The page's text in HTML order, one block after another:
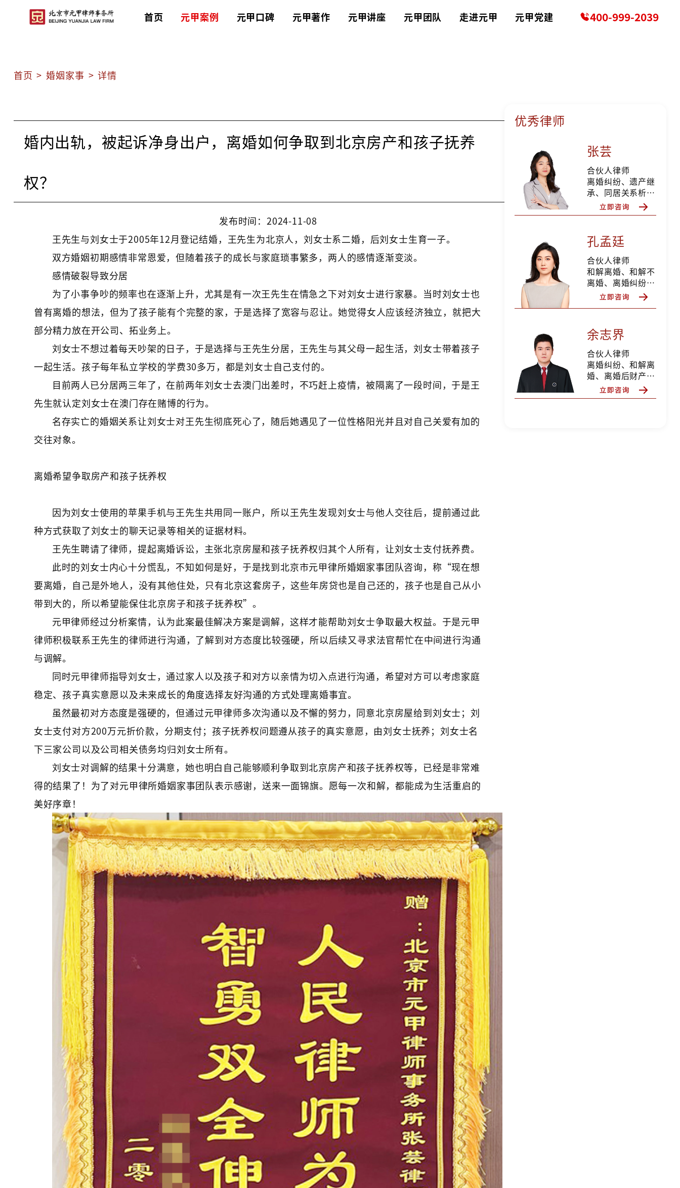
首页 元甲案例 元甲口碑 元甲著作 元甲讲座 元甲团队 走进元甲 元甲党建 400-999-2039
首页 > 婚姻家事 > 详情
婚内出轨，被起诉净身出户，离婚如何争取到北京房产和孩子抚养
权？
发布时间：2024-11-08
王先生与刘女士于2005年12月登记结婚，王先生为北京人，刘女士系二婚，后刘女士生育一子。
双方婚姻初期感情非常恩爱，但随着孩子的成长与家庭琐事繁多，两人的感情逐渐变淡。
感情破裂导致分居
为了小事争吵的频率也在逐渐上升，尤其是有一次王先生在情急之下对刘女士进行家暴。当时刘女士也
曾有离婚的想法，但为了孩子能有个完整的家，于是选择了宽容与忍让。她觉得女人应该经济独立，就把大
部分精力放在开公司、拓业务上。
刘女士不想过着每天吵架的日子，于是选择与王先生分居，王先生与其父母一起生活，刘女士带着孩子
一起生活。孩子每年私立学校的学费30多万，都是刘女士自己支付的。
目前两人已分居两三年了，在前两年刘女士去澳门出差时，不巧赶上疫情，被隔离了一段时间，于是王
先生就认定刘女士在澳门存在赌博的行为。
名存实亡的婚姻关系让刘女士对王先生彻底死心了，随后她遇见了一位性格阳光并且对自己关爱有加的
交往对象。
离婚希望争取房产和孩子抚养权
因为刘女士使用的苹果手机与王先生共用同一账户，所以王先生发现刘女士与他人交往后，提前通过此
种方式获取了刘女士的聊天记录等相关的证据材料。
王先生聘请了律师，提起离婚诉讼，主张北京房屋和孩子抚养权归其个人所有，让刘女士支付抚养费。
此时的刘女士内心十分慌乱，不知如何是好，于是找到北京市元甲律所婚姻家事团队咨询，称“现在想
要离婚，自己是外地人，没有其他住处，只有北京这套房子，这些年房贷也是自己还的，孩子也是自己从小
带到大的，所以希望能保住北京房子和孩子抚养权”。
元甲律师经过分析案情，认为此案最佳解决方案是调解，这样才能帮助刘女士争取最大权益。于是元甲
律师积极联系王先生的律师进行沟通，了解到对方态度比较强硬，所以后续又寻求法官帮忙在中间进行沟通
与调解。
同时元甲律师指导刘女士，通过家人以及孩子和对方以亲情为切入点进行沟通，希望对方可以考虑家庭
稳定、孩子真实意愿以及未来成长的角度选择友好沟通的方式处理离婚事宜。
虽然最初对方态度是强硬的，但通过元甲律师多次沟通以及不懈的努力，同意北京房屋给到刘女士；刘
女士支付对方200万元折价款，分期支付；孩子抚养权问题遵从孩子的真实意愿，由刘女士抚养；刘女士名
下三家公司以及公司相关债务均归刘女士所有。
刘女士对调解的结果十分满意，她也明白自己能够顺利争取到北京房产和孩子抚养权等，已经是非常难
得的结果了！为了对元甲律所婚姻家事团队表示感谢，送来一面锦旗。愿每一次和解，都能成为生活重启的
美好序章！
优秀律师
张芸
合伙人律师
离婚纠纷、遗产继
承、同居关系析产
纠纷、分家析产纠
纷、所有权确认纠
纠纷、债权债务纠
纷、私人律师等
孔孟廷
合伙人律师
和解离婚、和解不
离婚、离婚纠纷、
离婚后财产纠纷、
抚养权纠纷、抚养
纷、变更抚养权纠
纷、遗产继承纠纷
分家析产纠纷，擅
长家庭财富规划，
私人律师等
余志界
合伙人律师
离婚纠纷、和解离
婚、离婚后财产纠
纷、股权期权分
割、财富规划、遗